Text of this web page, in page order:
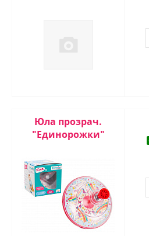
Юла прозрач.
"Единорожки"